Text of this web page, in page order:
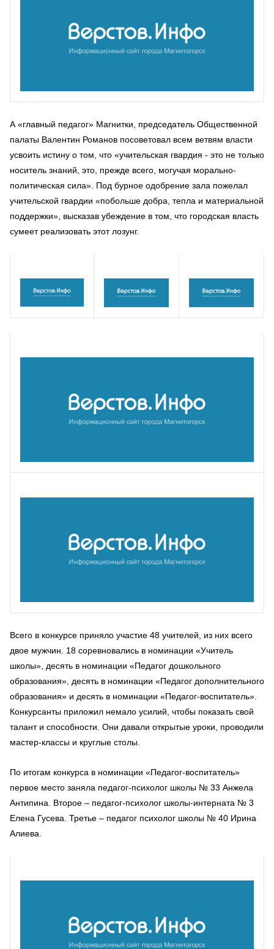
А «главный педагог» Магнитки, председатель Общественной
палаты Валентин Романов посоветовал всем ветвям власти
усвоить истину о том, что «учительская гвардия - это не только
носитель знаний, это, прежде всего, могучая морально-
политическая сила». Под бурное одобрение зала пожелал
учительской гвардии «побольше добра, тепла и материальной
поддержки», высказав убеждение в том, что городская власть
сумеет реализовать этот лозунг.
Всего в конкурсе приняло участие 48 учителей, из них всего
двое мужчин. 18 соревновались в номинации «Учитель
школы», десять в номинации «Педагог дошкольного
образования», десять в номинации «Педагог дополнительного
образования» и десять в номинации «Педагог-воспитатель».
Конкурсанты приложил немало усилий, чтобы показать свой
талант и способности. Они давали открытые уроки, проводили
мастер-классы и круглые столы.
По итогам конкурса в номинации «Педагог-воспитатель»
первое место заняла педагог-психолог школы № 33 Анжела
Антипина. Второе – педагог-психолог школы-интерната № 3
Елена Гусева. Третье – педагог психолог школы № 40 Ирина
Алиева.